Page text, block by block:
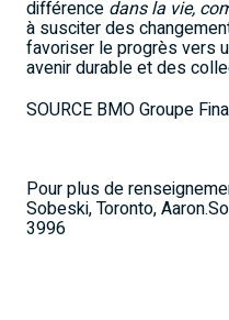
différence dans la vie,
à susciter des
favoriser le progrès vers
avenir durable et des
SOURCE BMO Groupe
Pour plus de
Sobeski, Toronto,
3996